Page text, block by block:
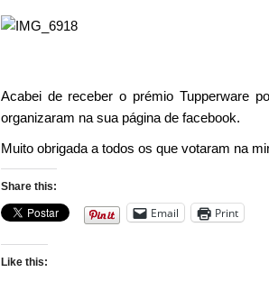
Acabei de receber o prémio Tupperware
organizaram na sua página de facebook.
Muito obrigada a todos os que votaram na
Share this:
Email Print
Like this: